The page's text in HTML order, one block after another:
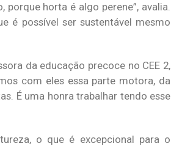
horta é algo perene”, avalia.
é possível ser sustentável mesmo
da educação precoce no CEE 2,
com eles essa parte motora, da
É uma honra trabalhar tendo esse
o que é excepcional para o